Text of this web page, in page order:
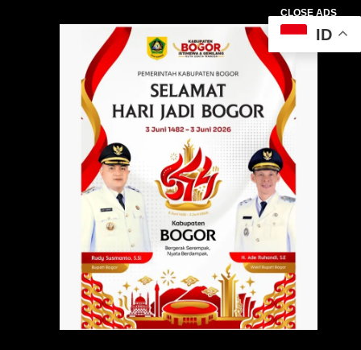
CLOSE ADS
ID